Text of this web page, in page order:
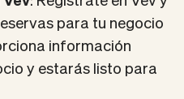
para tu negocio
información
y estarás listo para